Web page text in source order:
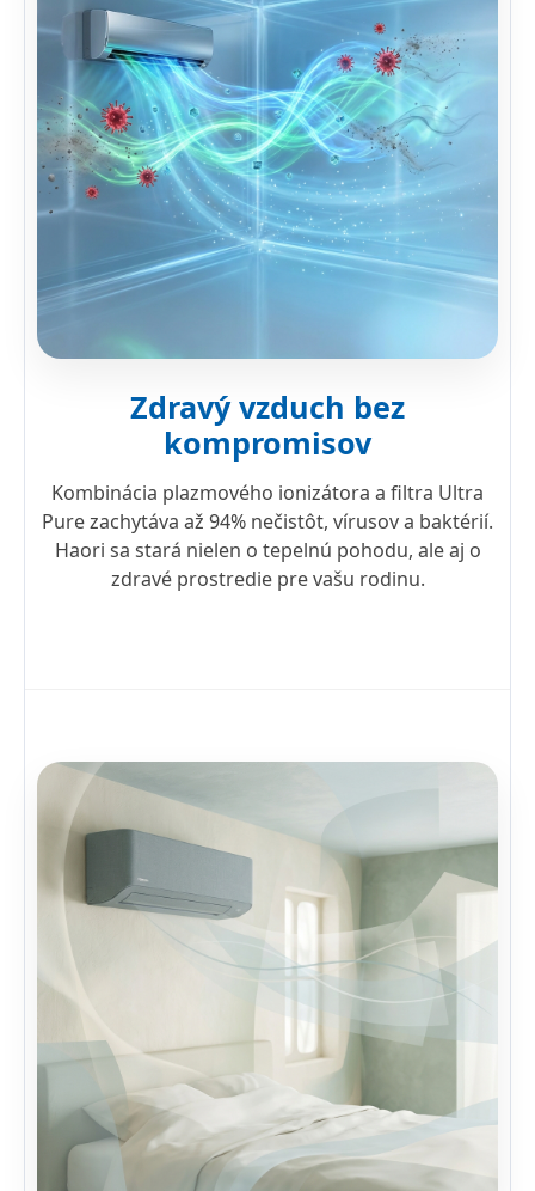
Zdravý vzduch bez
kompromisov
Kombinácia plazmového ionizátora a filtra Ultra
Pure zachytáva až 94% nečistôt, vírusov a baktérií.
Haori sa stará nielen o tepelnú pohodu, ale aj o
zdravé prostredie pre vašu rodinu.